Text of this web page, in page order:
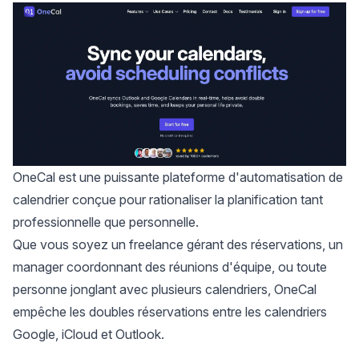
OneCal est une puissante plateforme d'automatisation de
calendrier conçue pour rationaliser la planification tant
professionnelle que personnelle.
Que vous soyez un freelance gérant des réservations, un
manager coordonnant des réunions d'équipe, ou toute
personne jonglant avec plusieurs calendriers, OneCal
empêche les doubles réservations entre les calendriers
Google, iCloud et Outlook.